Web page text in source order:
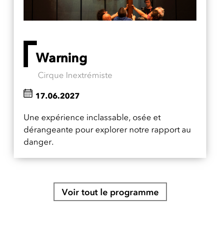
Warning
Cirque Inextrémiste
Une expérience inclassable, osée et
dérangeante pour explorer notre rapport au
danger.
17.06.2027
Voir tout le programme